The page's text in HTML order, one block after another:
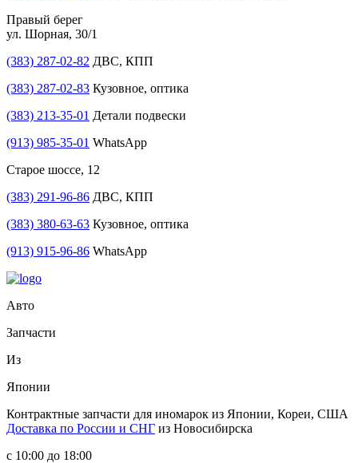
Правый берег
ул. Шорная, 30/1
(383) 287-02-82 ДВС, КПП
(383) 287-02-83 Кузовное, оптика
(383) 213-35-01 Детали подвески
(913) 985-35-01 WhatsApp
Старое шоссе, 12
(383) 291-96-86 ДВС, КПП
(383) 380-63-63 Кузовное, оптика
(913) 915-96-86 WhatsApp
Авто
Запчасти
Из
Японии
Контрактные запчасти для иномарок из Японии, Кореи, США
Доставка по России и СНГ из Новосибирска
с 10:00 до 18:00